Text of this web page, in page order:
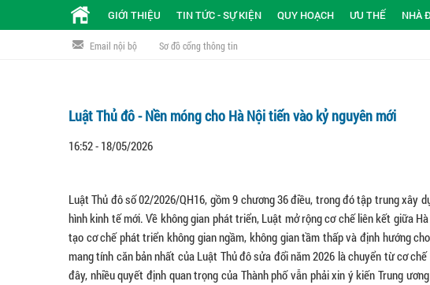
GIỚI THIỆU TIN TỨC - SỰ KIỆN QUY HOẠCH ƯU THẾ NHÀ
Email nội bộ Sơ đồ cổng thông tin
Luật Thủ đô - Nền móng cho Hà Nội tiến vào kỷ nguyên mới
16:52 - 18/05/2026
Luật Thủ đô số 02/2026/QH16, gồm 9 chương 36 điều, trong đó tập trung xây
hình kinh tế mới. Về không gian phát triển, Luật mở rộng cơ chế liên kết giữa
tạo cơ chế phát triển không gian ngầm, không gian tầm thấp và định hướng
mang tính căn bản nhất của Luật Thủ đô sửa đổi năm 2026 là chuyển từ cơ
đây, nhiều quyết định quan trọng của Thành phố vẫn phải xin ý kiến Trung